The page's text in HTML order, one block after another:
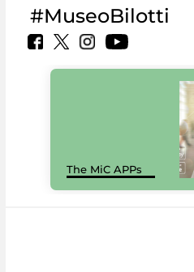
#MuseoBilotti
The MiC APPs